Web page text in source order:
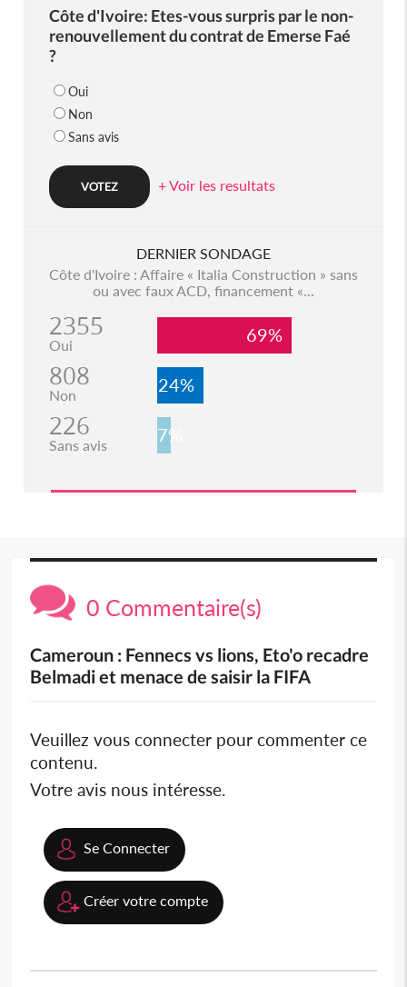
Côte d'Ivoire: Etes-vous surpris par le non-
renouvellement du contrat de Emerse Faé
?
Oui
Non
Sans avis
+ Voir les resultats
DERNIER SONDAGE
Côte d'Ivoire : Affaire « Italia Construction » sans
ou avec faux ACD, financement «...
2355
Oui 69%
808
Non 24%
226
Sans avis 7%
0 Commentaire(s)
Cameroun : Fennecs vs lions, Eto'o recadre
Belmadi et menace de saisir la FIFA
Veuillez vous connecter pour commenter ce
contenu.
Votre avis nous intéresse.
Se Connecter
Créer votre compte